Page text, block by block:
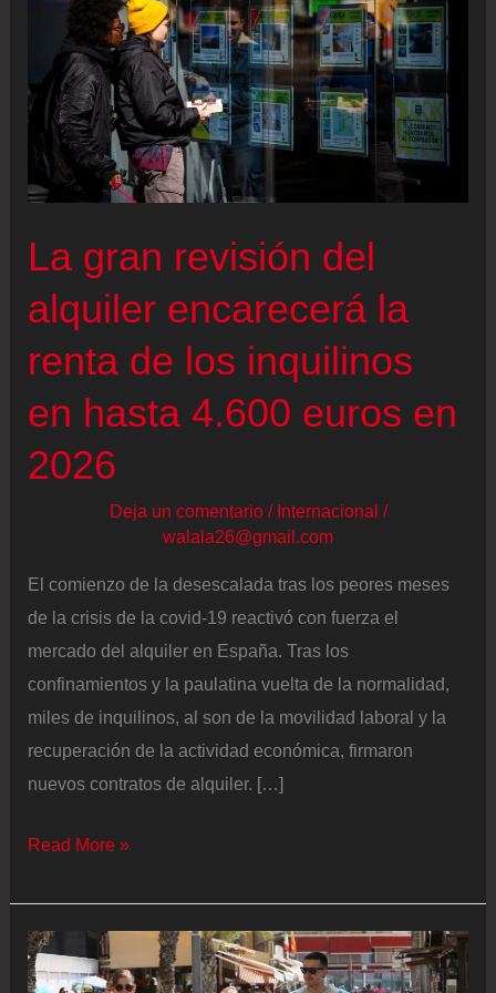
La gran revisión del
alquiler encarecerá la
renta de los inquilinos
en hasta 4.600 euros en
2026
Deja un comentario / Internacional /
walala26@gmail.com
El comienzo de la desescalada tras los peores meses
de la crisis de la covid-19 reactivó con fuerza el
mercado del alquiler en España. Tras los
confinamientos y la paulatina vuelta de la normalidad,
miles de inquilinos, al son de la movilidad laboral y la
recuperación de la actividad económica, firmaron
nuevos contratos de alquiler. […]
La
revisión
del
alquiler
Read More »